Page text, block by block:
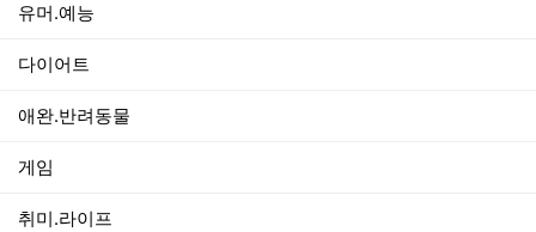
유머.예능
다이어트
애완.반려동물
게임
취미.라이프